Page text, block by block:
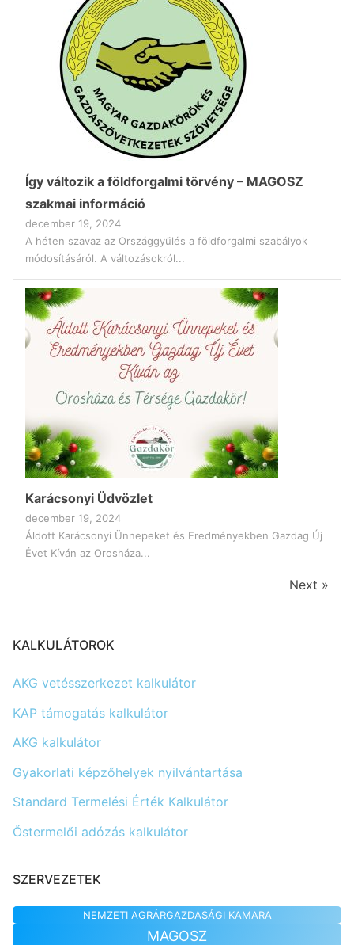
Így változik a földforgalmi törvény – MAGOSZ
szakmai információ
december 19, 2024
A héten szavaz az Országgyűlés a földforgalmi szabályok
módosításáról. A változásokról...
Karácsonyi Üdvözlet
december 19, 2024
Áldott Karácsonyi Ünnepeket és Eredményekben Gazdag Új
Évet Kíván az Orosháza...
Next »
KALKULÁTOROK
AKG vetésszerkezet kalkulátor
KAP támogatás kalkulátor
AKG kalkulátor
Gyakorlati képzőhelyek nyilvántartása
Standard Termelési Érték Kalkulátor
Őstermelői adózás kalkulátor
SZERVEZETEK
NEMZETI AGRÁRGAZDASÁGI KAMARA
MAGOSZ